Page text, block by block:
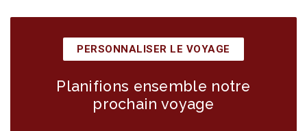
PERSONNALISER LE VOYAGE
Planifions ensemble notre
prochain voyage